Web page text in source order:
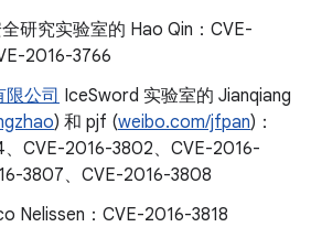
研究实验室的 Hao Qin：CVE-
2016-3766
公司 IceSword 实验室的 Jianqiang
) 和 pjf (weibo.com/jfpan)：
、CVE-2016-3802、CVE-2016-
3807、CVE-2016-3808
Nelissen：CVE-2016-3818